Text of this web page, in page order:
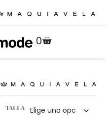
0
TALLA